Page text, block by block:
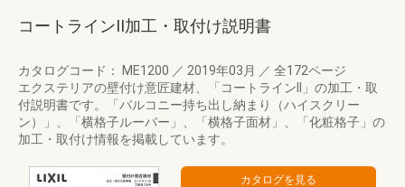
コートラインII加工・取付け説明書
カタログコード： ME1200 ／ 2019年03月 ／ 全172ページ
エクステリアの壁付け意匠建材、「コートラインII」の加工・取
付説明書です。「バルコニー持ち出し納まり（ハイスクリー
ン）」、「横格子ルーバー」、「横格子面材」、「化粧格子」の
加工・取付け情報を掲載しています。